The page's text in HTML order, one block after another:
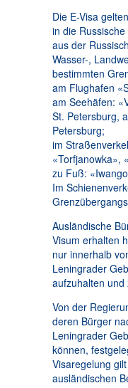
Die E-Visa
in die
aus der
Wasser-,
bestimmten
am Flughafen
am Seehäfen:
St. Petersburg,
Petersburg;
im
«Torfjanowka»,
zu Fuß:
Im
Ausländische
Visum erhalten
nur innerhalb
Leningrader
aufzuhalten und
Von der
deren Bürger
Leningrader
können,
Visaregelung
ausländischen